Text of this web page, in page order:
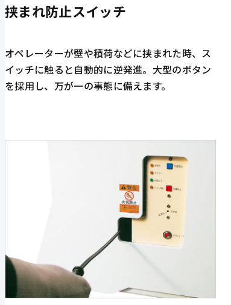
挟まれ防止スイッチ
オペレーターが壁や積荷などに挟まれた時、ス
イッチに触ると自動的に逆発進。大型のボタン
を採用し、万が一の事態に備えます。